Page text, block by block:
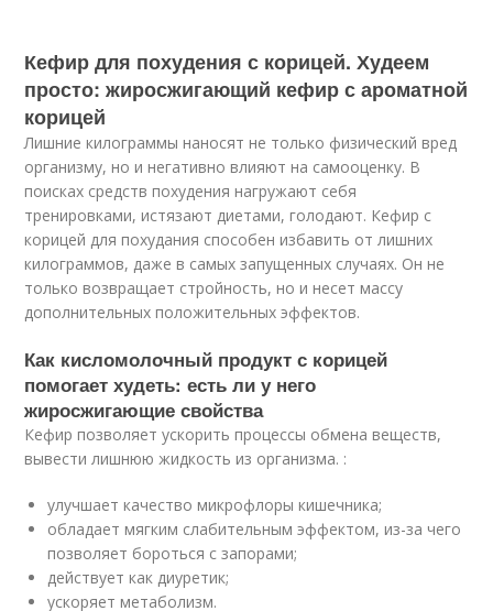
Кефир для похудения с корицей. Худеем
просто: жиросжигающий кефир с ароматной
корицей
Лишние килограммы наносят не только физический вред
организму, но и негативно влияют на самооценку. В
поисках средств похудения нагружают себя
тренировками, истязают диетами, голодают. Кефир с
корицей для похудания способен избавить от лишних
килограммов, даже в самых запущенных случаях. Он не
только возвращает стройность, но и несет массу
дополнительных положительных эффектов.
Как кисломолочный продукт с корицей
помогает худеть: есть ли у него
жиросжигающие свойства
Кефир позволяет ускорить процессы обмена веществ,
вывести лишнюю жидкость из организма. :
улучшает качество микрофлоры кишечника;
обладает мягким слабительным эффектом, из-за чего
позволяет бороться с запорами;
действует как диуретик;
ускоряет метаболизм.